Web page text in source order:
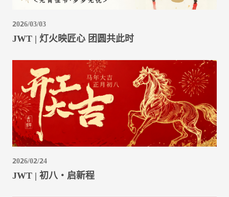
2026/03/03
JWT | 灯火映匠心 团圆共此时
2026/02/24
JWT | 初八・启新程